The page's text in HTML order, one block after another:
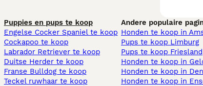
Puppies en pups te koop
Engelse Cocker Spaniel te koop
Cockapoo te koop
Labrador Retriever te koop
Duitse Herder te koop
Franse Bulldog te koop
Teckel ruwhaar te koop
Andere populaire
Honden te koop in
Pups te koop Limburg​
Pups te koop Friesland​
Honden te koop in
Honden te koop in
Honden te koop in